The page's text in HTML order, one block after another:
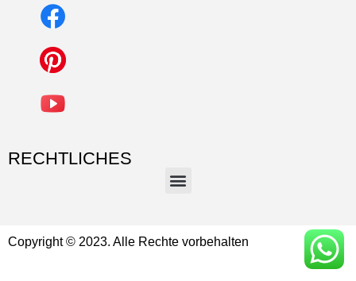
RECHTLICHES
Copyright © 2023. Alle Rechte vorbehalten